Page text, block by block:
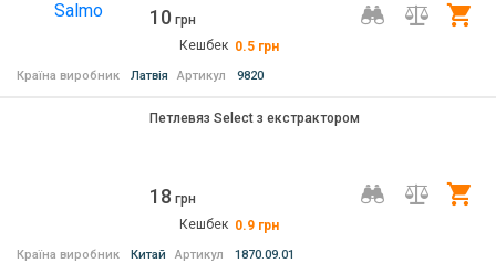
10 грн
Кешбек 0.5 грн
Країна виробник Латвія Артикул 9820
Петлевяз Select з екстрактором
18 грн
Кешбек 0.9 грн
Країна виробник Китай Артикул 1870.09.01